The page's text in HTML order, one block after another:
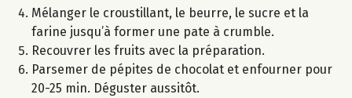
Mélanger le croustillant, le beurre, le sucre et la
farine jusqu’à former une pate à crumble.
Recouvrer les fruits avec la préparation.
Parsemer de pépites de chocolat et enfourner pour
20-25 min. Déguster aussitôt.